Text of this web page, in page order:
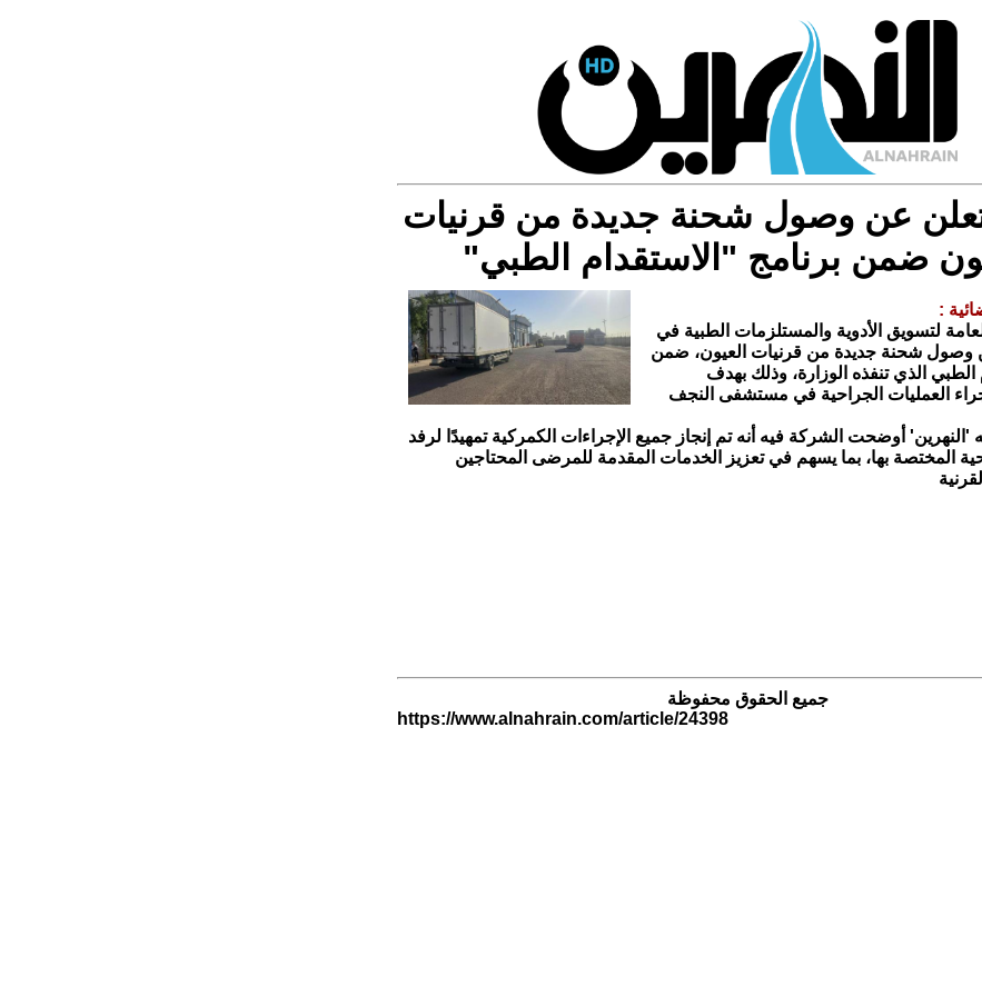
عن وصول شحنة جديدة من قرنيات
ضمن برنامج "الاستقدام الطبي"
:
لتسويق الأدوية والمستلزمات الطبية في
وصول شحنة جديدة من قرنيات العيون، ضمن
الطبي الذي تنفذه الوزارة، وذلك بهدف
العمليات الجراحية في مستشفى النجف
'النهرين' أوضحت الشركة فيه أنه تم إنجاز جميع الإجراءات الكمركية تمهيدًا لرفد
المختصة بها، بما يسهم في تعزيز الخدمات المقدمة للمرضى المحتاجين
جميع الحقوق محفوظة
https://www.alnahrain.com/article/24398